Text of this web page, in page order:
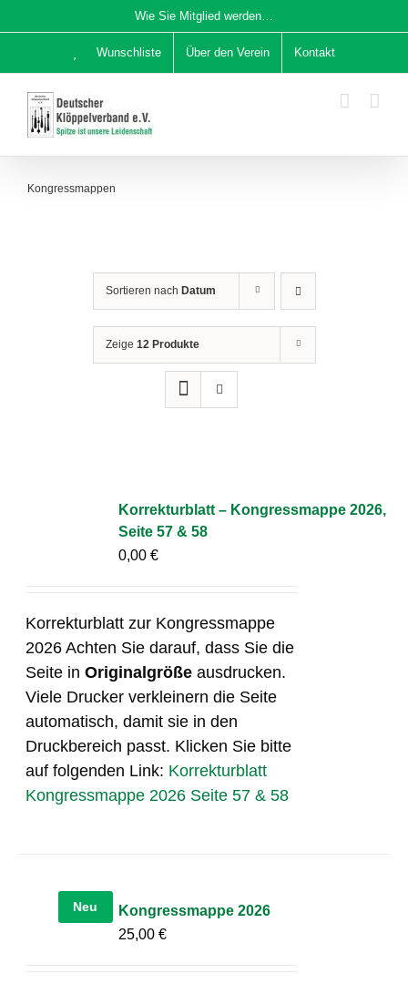
Inhalt
Wie Sie Mitglied werden…
Wunschliste Über den Verein Kontakt
Kongressmappen
Sortieren nach Datum
Zeige 12 Produkte
Korrekturblatt – Kongressmappe 2026,
Seite 57 & 58
0,00€
Korrekturblatt zur Kongressmappe
2026 Achten Sie darauf, dass Sie die
Seite inOriginalgröße ausdrucken.
Viele Drucker verkleinern die Seite
automatisch, damit sie in den
Druckbereich passt. Klicken Sie bitte
auf folgenden Link: Korrekturblatt
Kongressmappe 2026 Seite 57 & 58
Neu
Kongressmappe 2026
25,00€